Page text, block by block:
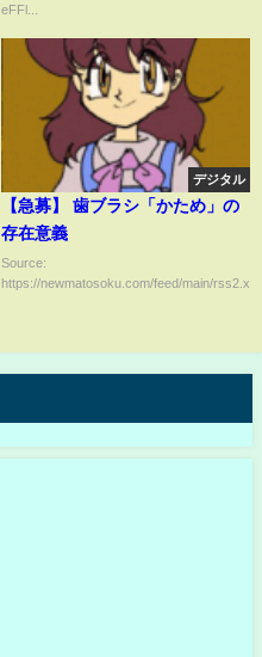
eFFl...
デジタル
【急募】 歯ブラシ「かため」の
存在意義
Source:
https://newmatosoku.com/feed/main/